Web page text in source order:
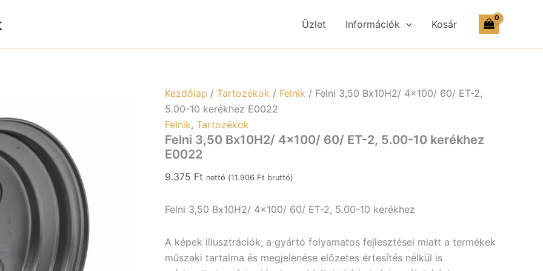
Üzlet Információk Kosár
Kezdőlap / Tartozékok / Felnik / Felni 3,50 Bx10H2/ 4×100/ 60/ ET-2,
5.00-10 kerékhez E0022
Felnik, Tartozékok
Felni 3,50 Bx10H2/ 4×100/ 60/ ET-2, 5.00-10 kerékhez
E0022
9.375 Ft nettó (11.906 Ft bruttó)
Felni 3,50 Bx10H2/ 4×100/ 60/ ET-2, 5.00-10 kerékhez
A képek illusztrációk; a gyártó folyamatos fejlesztései miatt a termékek
műszaki tartalma és megjelenése előzetes értesítés nélkül is
5.00-
E0022
mennyiség